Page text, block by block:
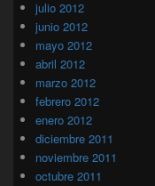
julio 2012
junio 2012
mayo 2012
abril 2012
marzo 2012
febrero 2012
enero 2012
diciembre 2011
noviembre 2011
octubre 2011